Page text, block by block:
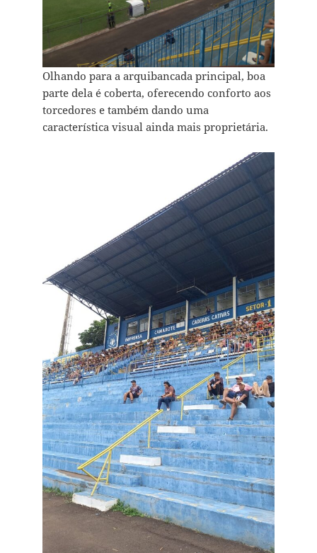
Olhando para a arquibancada principal, boa
parte dela é coberta, oferecendo conforto aos
torcedores e também dando uma
característica visual ainda mais proprietária.